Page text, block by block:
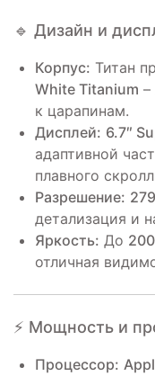
🔹 Дизайн и
Корпус: Титан
White Titanium –
к царапинам.
Дисплей: 6.7″
адаптивной
плавного
Разрешение:
детализация и
Яркость: До
отличная
⚡ Мощность и
Процессор: